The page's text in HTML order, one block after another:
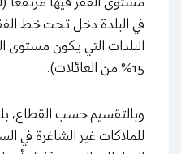
في البلدة دخل تحت خط
البلدات التي يكون مستوى
15% من العائلات).
وبالتقسيم حسب القطاع،
للملاكات غير الشاغرة في